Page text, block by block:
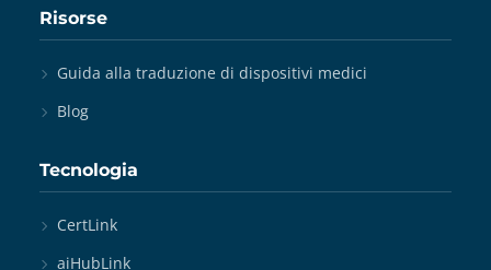
Risorse
Guida alla traduzione di dispositivi medici
Blog
Tecnologia
CertLink
aiHubLink